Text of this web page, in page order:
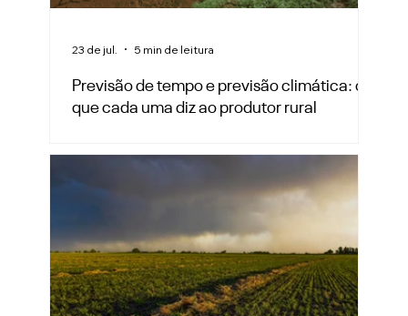
Previsão de tempo e previsão climática: o
que cada uma diz ao produtor rural
23 de jul. 5 min de leitura